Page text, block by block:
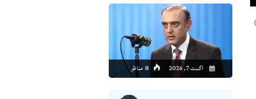
اگست 7, 2026 8 مناظر